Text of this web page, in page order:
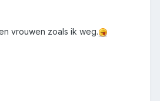
vrouwen zoals ik weg.